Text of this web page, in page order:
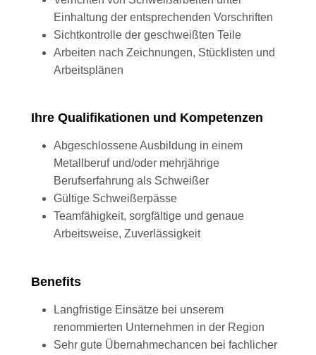
Einhaltung der entsprechenden Vorschriften
Sichtkontrolle der geschweißten Teile
Arbeiten nach Zeichnungen, Stücklisten und
Arbeitsplänen
Ihre Qualifikationen und Kompetenzen
Abgeschlossene Ausbildung in einem
Metallberuf und/oder mehrjährige
Berufserfahrung als Schweißer
Gültige Schweißerpässe
Teamfähigkeit, sorgfältige und genaue
Arbeitsweise, Zuverlässigkeit
Benefits
Langfristige Einsätze bei unserem
renommierten Unternehmen in der Region
Sehr gute Übernahmechancen bei fachlicher